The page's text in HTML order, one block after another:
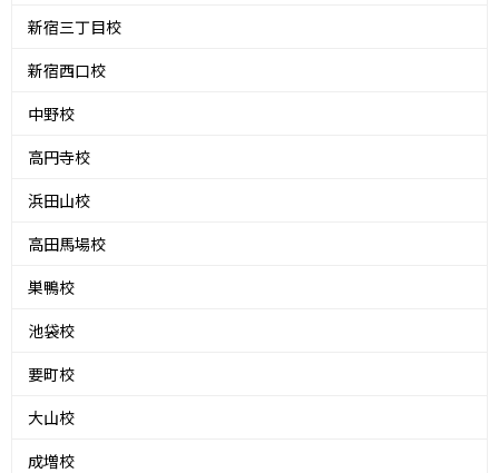
新宿三丁目校
新宿西口校
中野校
高円寺校
浜田山校
高田馬場校
巣鴨校
池袋校
要町校
大山校
成増校